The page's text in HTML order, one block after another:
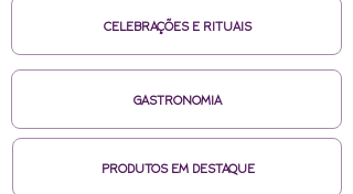
CELEBRAÇÕES E RITUAIS
GASTRONOMIA
PRODUTOS EM DESTAQUE